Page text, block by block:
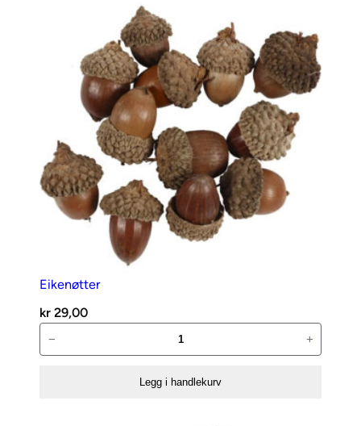
Eikenøtter
kr 29,00
antall
− +
Legg i handlekurv